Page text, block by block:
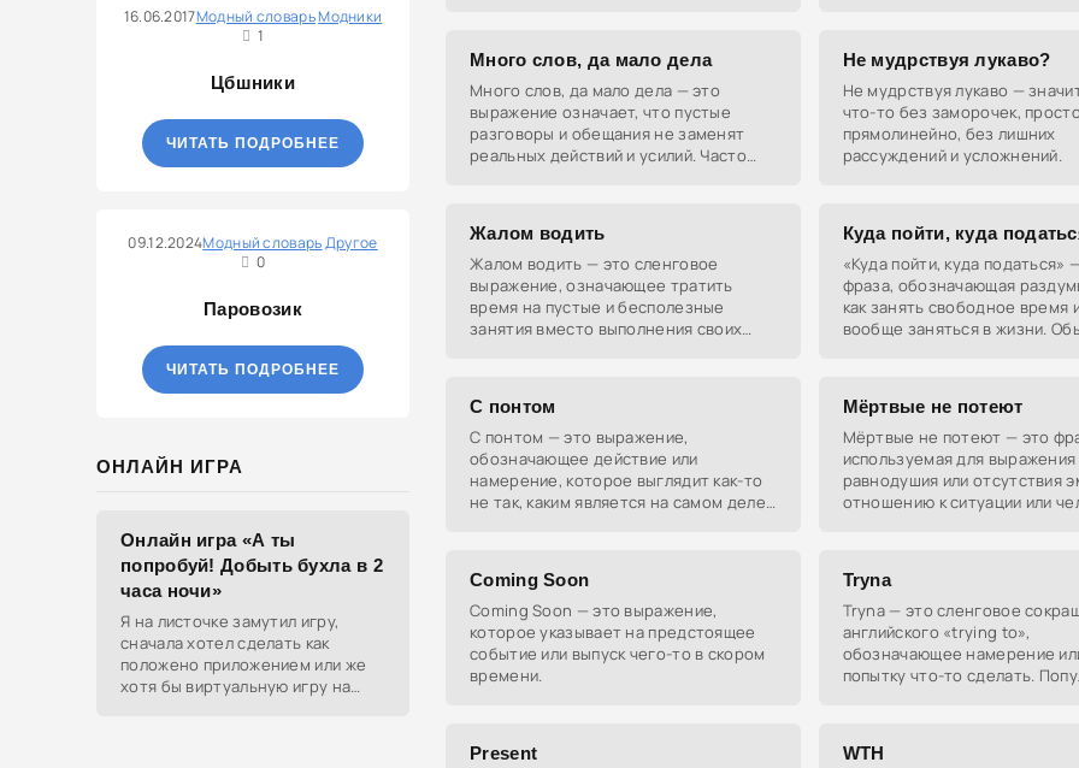
16.06.2017Модный словарьМодники
1
Цбшники
ЧИТАТЬ ПОДРОБНЕЕ
09.12.2024Модный словарьДругое
0
Паровозик
ЧИТАТЬ ПОДРОБНЕЕ
ОНЛАЙН ИГРА
Онлайн игра «А ты
попробуй! Добыть бухла в 2
часа ночи»
Я на листочке замутил игру,
сначала хотел сделать как
положено приложением или же
хотя бы виртуальную игру на
Много слов, да мало дела
Много слов, да мало дела — это
выражение означает, что пустые
разговоры и обещания не заменят
реальных действий и усилий. Часто
Не мудрствуя лукаво?
Не мудрствуя лукаво —
что-то без заморочек,
прямолинейно, без лишних
рассуждений и усложнений.
Жалом водить
Жалом водить — это сленговое
выражение, означающее тратить
время на пустые и бесполезные
занятия вместо выполнения своих
Куда пойти, куда
«Куда пойти, куда податься»
фраза, обозначающая
как занять свободное время
вообще заняться в жизни.
С понтом
С понтом — это выражение,
обозначающее действие или
намерение, которое выглядит как-то
не так, каким является на самом деле.
Мёртвые не потеют
Мёртвые не потеют — это
используемая для выражения
равнодушия или отсутствия
отношению к ситуации или
Coming Soon
Coming Soon — это выражение,
которое указывает на предстоящее
событие или выпуск чего-то в скором
времени.
Tryna
Tryna — это сленговое
английского «trying to»,
обозначающее намерение
попытку что-то сделать.
Present WTH